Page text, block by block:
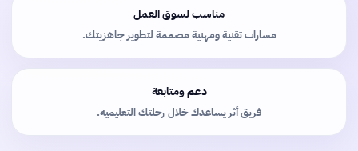
مناسب لسوق العمل
مسارات تقنية ومهنية مصممة لتطوير جاهزيتك.
دعم ومتابعة
فريق أثر يساعدك خلال رحلتك التعليمية.